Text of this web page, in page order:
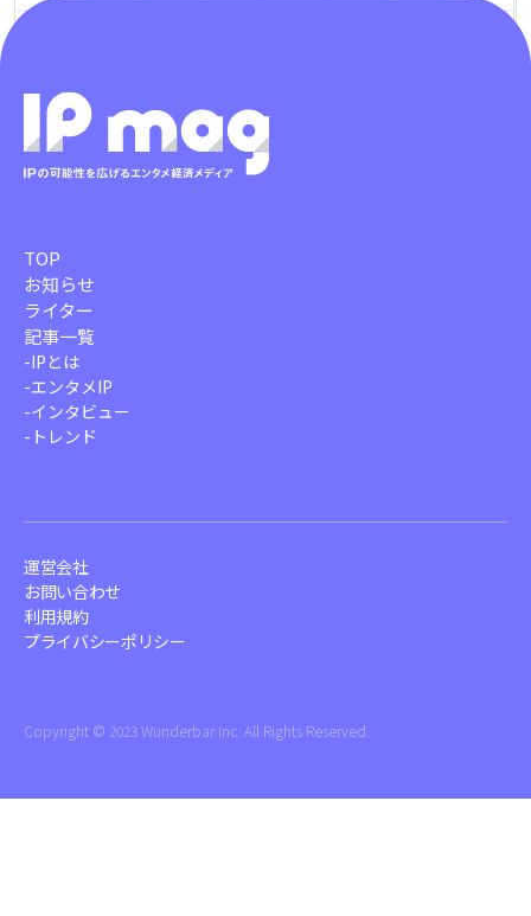
TOP
お知らせ
ライター
記事一覧
-IPとは
-エンタメIP
-インタビュー
- トレンド
Copyright ©︎ 2023 Wunderbar Inc. All Rights Reserved.
運営会社
お問い合わせ
利用規約
プライバシーポリシー